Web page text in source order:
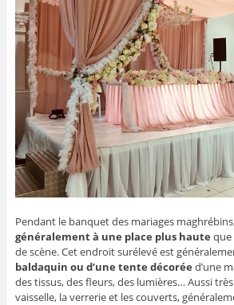
Pendant le banquet des mariages
généralement à une place plus haute que
de scène. Cet endroit surélevé est
baldaquin ou d’une tente décorée d’une
des tissus, des fleurs, des lumières… Aussi
vaisselle, la verrerie et les couverts,